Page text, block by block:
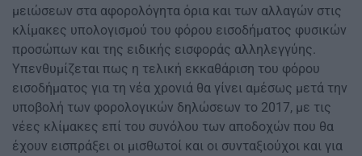
μειώσεων στα αφορολόγητα όρια και των αλλαγών στις
κλίμακες υπολογισμού του φόρου εισοδήματος φυσικών
προσώπων και της ειδικής εισφοράς αλληλεγγύης.
Υπενθυμίζεται πως η τελική εκκαθάριση του φόρου
εισοδήματος για τη νέα χρονιά θα γίνει αμέσως μετά την
υποβολή των φορολογικών δηλώσεων το 2017, με τις
νέες κλίμακες επί του συνόλου των αποδοχών που θα
έχουν εισπράξει οι μισθωτοί και οι συνταξιούχοι και για